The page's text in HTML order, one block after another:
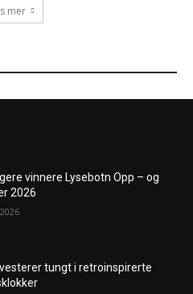
mer
vinnere Lysebotn Opp – og
2026
tungt i retroinspirerte